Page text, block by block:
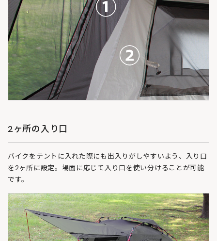
2ヶ所の入り口
バイクをテントに入れた際にも出入りがしやすいよう、入り口
を2ヶ所に設定。場面に応じて入り口を使い分けることが可能
です。